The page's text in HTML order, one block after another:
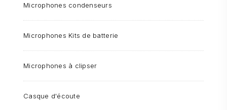
Microphones condenseurs
Microphones Kits de batterie
Microphones à clipser
Casque d'écoute